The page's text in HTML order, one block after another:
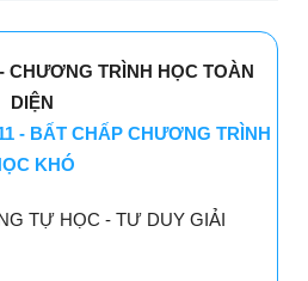
- CHƯƠNG TRÌNH HỌC TOÀN
DIỆN
- BẤT CHẤP CHƯƠNG TRÌNH
KHÓ
TỰ HỌC - TƯ DUY GIẢI